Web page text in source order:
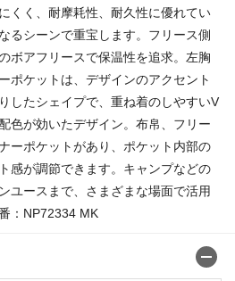
くく、耐摩耗性、耐久性に優れてい
るシーンで重宝します。フリース側
ボアフリースで保温性を追求。左胸
ポケットは、デザインのアクセント
したシェイプで、重ね着のしやすいV
色が効いたデザイン。布帛、フリー
ーポケットがあり、ポケット内部の
感が調節できます。キャンプなどの
ユースまで、さまざまな場面で活用
：NP72334 MK